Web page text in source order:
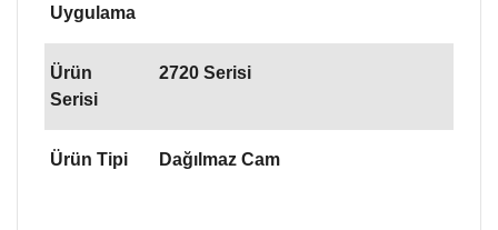
Uygulama
Ürün
Serisi
2720 Serisi
Ürün Tipi Dağılmaz Cam